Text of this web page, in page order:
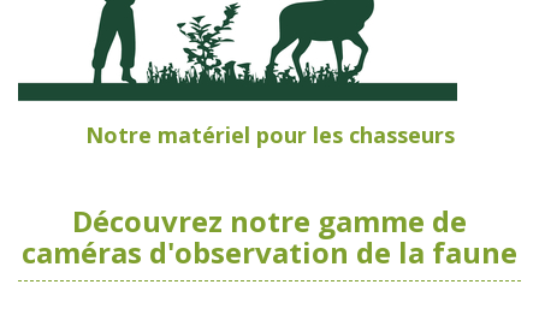
Notre matériel pour les chasseurs
Découvrez notre gamme de
caméras d'observation de la faune